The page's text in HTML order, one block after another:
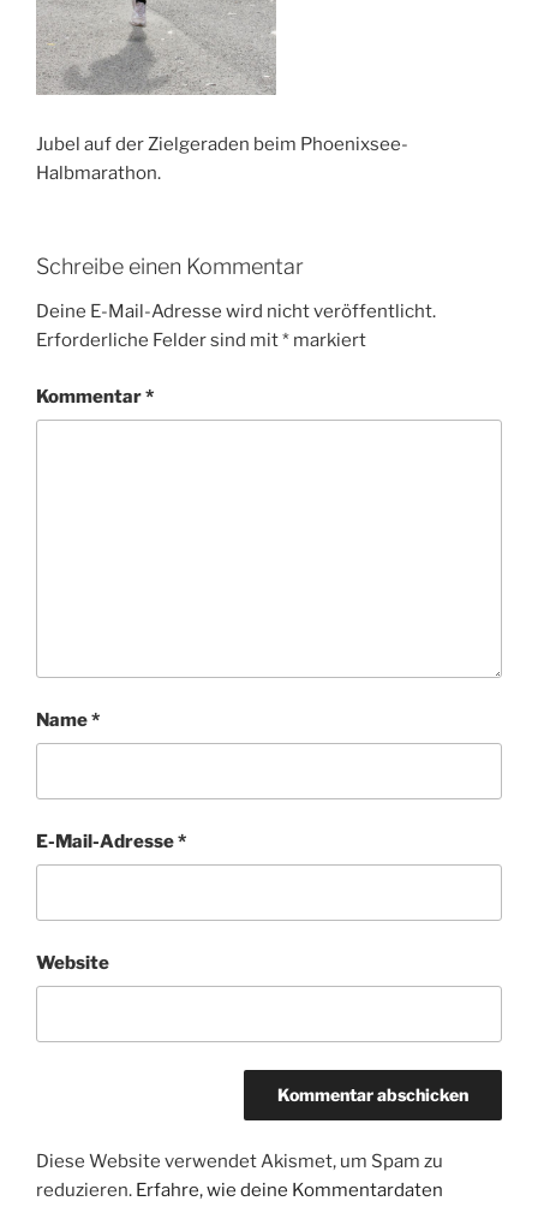
Jubel auf der Zielgeraden beim Phoenixsee-
Halbmarathon.
Schreibe einen Kommentar
Deine E-Mail-Adresse wird nicht veröffentlicht.
Erforderliche Felder sind mit* markiert
Kommentar*
Name*
E-Mail-Adresse*
Website
Diese Website verwendet Akismet, um Spam zu
reduzieren. Erfahre, wie deine Kommentardaten